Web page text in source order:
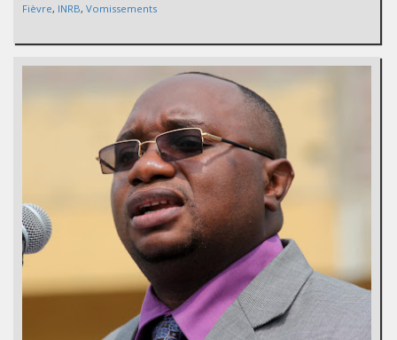
Fièvre, INRB, Vomissements